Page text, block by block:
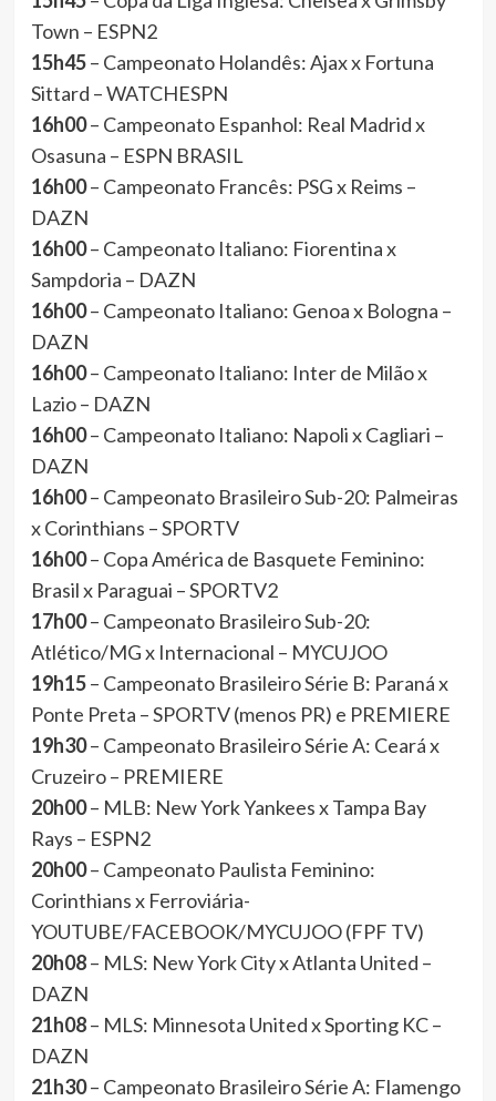
Town – ESPN2
15h45– Campeonato Holandês: Ajax x Fortuna
Sittard – WATCHESPN
16h00– Campeonato Espanhol: Real Madrid x
Osasuna – ESPN BRASIL
16h00– Campeonato Francês: PSG x Reims –
DAZN
16h00– Campeonato Italiano: Fiorentina x
Sampdoria – DAZN
16h00– Campeonato Italiano: Genoa x Bologna –
DAZN
16h00– Campeonato Italiano: Inter de Milão x
Lazio – DAZN
16h00– Campeonato Italiano: Napoli x Cagliari –
DAZN
16h00– Campeonato Brasileiro Sub-20: Palmeiras
x Corinthians – SPORTV
16h00– Copa América de Basquete Feminino:
Brasil x Paraguai – SPORTV2
17h00– Campeonato Brasileiro Sub-20:
Atlético/MG x Internacional – MYCUJOO
19h15– Campeonato Brasileiro Série B: Paraná x
Ponte Preta – SPORTV (menos PR) e PREMIERE
19h30– Campeonato Brasileiro Série A: Ceará x
Cruzeiro – PREMIERE
20h00– MLB: New York Yankees x Tampa Bay
Rays – ESPN2
20h00– Campeonato Paulista Feminino:
Corinthians x Ferroviária-
YOUTUBE/FACEBOOK/MYCUJOO (FPF TV)
20h08– MLS: New York City x Atlanta United –
DAZN
21h08– MLS: Minnesota United x Sporting KC –
DAZN
21h30– Campeonato Brasileiro Série A: Flamengo